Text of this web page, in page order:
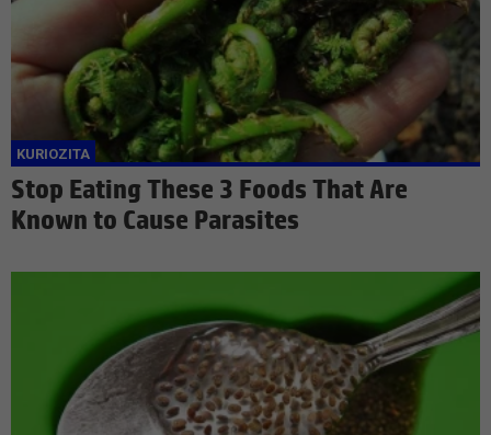
Stop Eating These 3 Foods That Are
Known to Cause Parasites